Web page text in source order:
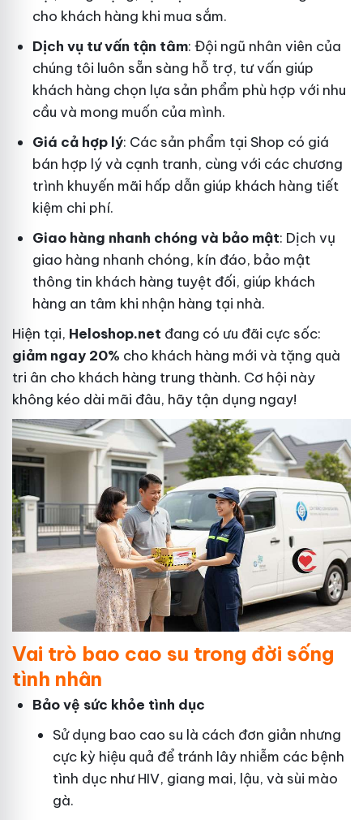
cho khách hàng khi mua sắm.
Dịch vụ tư vấn tận tâm: Đội ngũ nhân viên của
chúng tôi luôn sẵn sàng hỗ trợ, tư vấn giúp
khách hàng chọn lựa sản phẩm phù hợp với nhu
cầu và mong muốn của mình.
Giá cả hợp lý: Các sản phẩm tại Shop có giá
bán hợp lý và cạnh tranh, cùng với các chương
trình khuyến mãi hấp dẫn giúp khách hàng tiết
kiệm chi phí.
Giao hàng nhanh chóng và bảo mật: Dịch vụ
giao hàng nhanh chóng, kín đáo, bảo mật
thông tin khách hàng tuyệt đối, giúp khách
hàng an tâm khi nhận hàng tại nhà.
Hiện tại, Heloshop.net đang có ưu đãi cực sốc:
giảm ngay 20% cho khách hàng mới và tặng quà
tri ân cho khách hàng trung thành. Cơ hội này
không kéo dài mãi đâu, hãy tận dụng ngay!
Vai trò bao cao su trong đời sống
tình nhân
Bảo vệ sức khỏe tình dục
Sử dụng bao cao su là cách đơn giản nhưng
cực kỳ hiệu quả để tránh lây nhiễm các bệnh
tình dục như HIV, giang mai, lậu, và sùi mào
gà.